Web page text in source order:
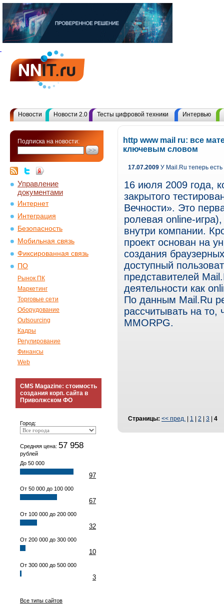
Новости Новости 2.0 Тесты цифровой техники Интервью
Подписка на новости:
Управление
документами
Интернет
Интеграция
Безопасность
Мобильная связь
Фиксированная связь
ПО
Рынок ПК
Маркетинг
Торговые сети
Оборудование
Outsourcing
Кадры
Регулирование
Финансы
Web
CMS Magazine: стоимость
создания корп. сайта в
Приволжском ФО
Город:
Средняя цена: 57 958
рублей
До 50 000
97
От 50 000 до 100 000
67
От 100 000 до 200 000
32
От 200 000 до 300 000
10
От 300 000 до 500 000
3
Все типы сайтов
http www mail ru: все
ключевым словом
17.07.2009 У Mail.Ru теперь
16 июля 2009 года,
закрытого
Вечности». Это
ролевая online-
внутри компании.
проект основан на
создания
доступный
представителей
деятельности как
По данным Mail.Ru
рассчитывать на то,
MMORPG.
Страницы: << пред. 1 2 3 4